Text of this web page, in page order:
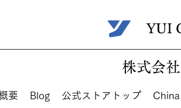
​YUI
株式会社
要 Blog 公式ストアトップ